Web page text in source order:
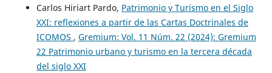
Carlos Hiriart Pardo, Patrimonio y Turismo en el Siglo
XXI: reflexiones a partir de las Cartas Doctrinales de
ICOMOS , Gremium: Vol. 11 Núm. 22 (2024): Gremium
22 Patrimonio urbano y turismo en la tercera década
del siglo XXI